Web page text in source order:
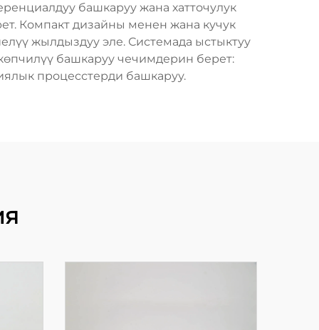
башкаруу жана хатточулук
Компакт дизайны менен жана кучук
жылдыздуу эле. Системада ыстыктуу
башкаруу чечимдерин берет:
процесстерди башкаруу.